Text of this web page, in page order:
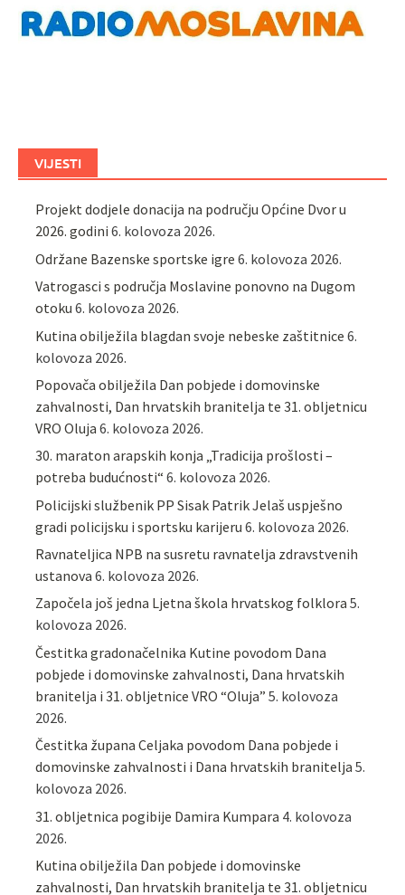
VIJESTI
Projekt dodjele donacija na području Općine Dvor u
2026. godini 6. kolovoza 2026.
Održane Bazenske sportske igre 6. kolovoza 2026.
Vatrogasci s područja Moslavine ponovno na Dugom
otoku 6. kolovoza 2026.
Kutina obilježila blagdan svoje nebeske zaštitnice 6.
kolovoza 2026.
Popovača obilježila Dan pobjede i domovinske
zahvalnosti, Dan hrvatskih branitelja te 31. obljetnicu
VRO Oluja 6. kolovoza 2026.
30. maraton arapskih konja „Tradicija prošlosti –
potreba budućnosti“ 6. kolovoza 2026.
Policijski službenik PP Sisak Patrik Jelaš uspješno
gradi policijsku i sportsku karijeru 6. kolovoza 2026.
Ravnateljica NPB na susretu ravnatelja zdravstvenih
ustanova 6. kolovoza 2026.
Započela još jedna Ljetna škola hrvatskog folklora 5.
kolovoza 2026.
Čestitka gradonačelnika Kutine povodom Dana
pobjede i domovinske zahvalnosti, Dana hrvatskih
branitelja i 31. obljetnice VRO “Oluja” 5. kolovoza
2026.
Čestitka župana Celjaka povodom Dana pobjede i
domovinske zahvalnosti i Dana hrvatskih branitelja 5.
kolovoza 2026.
31. obljetnica pogibije Damira Kumpara 4. kolovoza
2026.
Kutina obilježila Dan pobjede i domovinske
zahvalnosti, Dan hrvatskih branitelja te 31. obljetnicu